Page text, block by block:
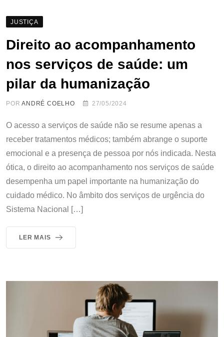
JUSTIÇA
Direito ao acompanhamento
nos serviços de saúde: um
pilar da humanização
PORANDRÉ COELHO 27/05/2024
O acesso a serviços de saúde não se resume apenas a
receber tratamentos médicos; também abrange o suporte
emocional e a presença de pessoa por nós indicada. Nesta
ótica, o direito ao acompanhamento nos serviços de saúde
desempenha um papel importante na humanização do
cuidado médico. No âmbito dos serviços de urgência do
Sistema Nacional […]
LER MAIS